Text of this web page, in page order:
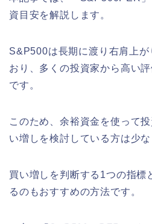
資目安を解説します。
S&P500は長期に渡り右肩上
おり、多くの投資家から高い
です。
このため、余裕資金を使って
い増しを検討している方は少な
買い増しを判断する1つの指標
るのもおすすめの方法です。